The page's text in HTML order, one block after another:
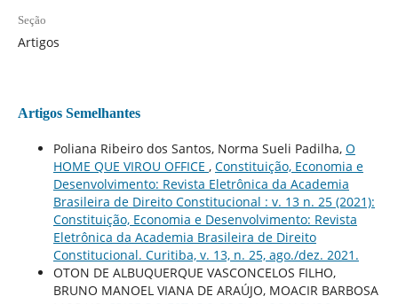
Seção
Artigos
Artigos Semelhantes
Poliana Ribeiro dos Santos, Norma Sueli Padilha, O
HOME QUE VIROU OFFICE , Constituição, Economia e
Desenvolvimento: Revista Eletrônica da Academia
Brasileira de Direito Constitucional : v. 13 n. 25 (2021):
Constituição, Economia e Desenvolvimento: Revista
Eletrônica da Academia Brasileira de Direito
Constitucional. Curitiba, v. 13, n. 25, ago./dez. 2021.
OTON DE ALBUQUERQUE VASCONCELOS FILHO,
BRUNO MANOEL VIANA DE ARAÚJO, MOACIR BARBOSA